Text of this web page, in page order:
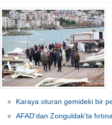
Karaya oturan gemideki bir
AFAD'dan Zonguldak'ta